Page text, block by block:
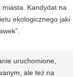
Kandydat na
ekologicznego jaki
uruchomione,
ale też na